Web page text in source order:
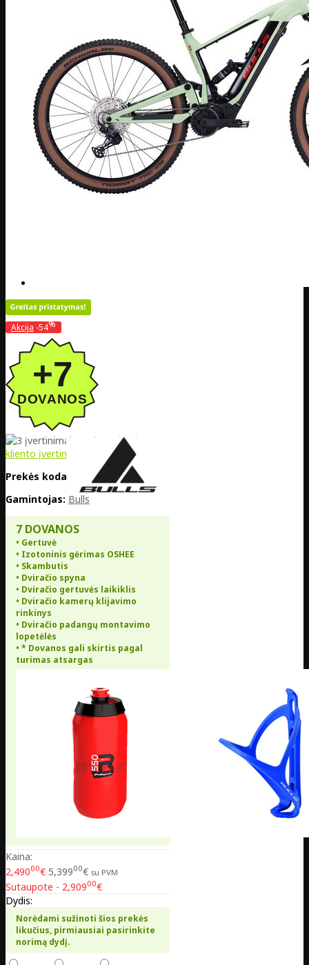
Akcija -54%
/5 | remiantis
kliento įvertinimu
Prekės kodas:
DE20-685-157
Gamintojas: Bulls
7 DOVANOS
• Gertuvė
• Izotoninis gėrimas OSHEE
• Skambutis
• Dviračio spyna
• Dviračio gertuvės laikiklis
• Dviračio kamerų klijavimo
rinkinys
• Dviračio padangų montavimo
lopetėlės
• * Dovanos gali skirtis pagal
turimas atsargas
Kaina:
2,49000€ 5,39900€ su PVM
Sutaupote - 2,90900€
Dydis:
Norėdami sužinoti šios prekės
likučius, pirmiausiai pasirinkite
norimą dydį.